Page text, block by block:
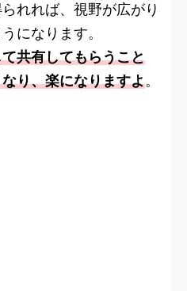
れれば、視野が広がり
になります。
共有してもらうこと
り、楽になりますよ。